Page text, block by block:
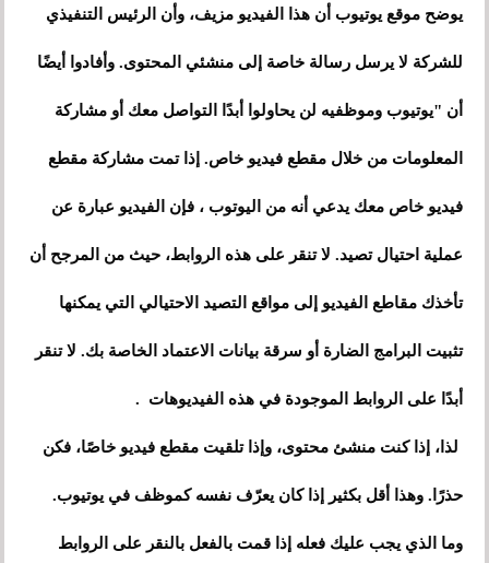
يوضح موقع يوتيوب أن هذا الفيديو مزيف، وأن الرئيس التنفيذي
للشركة لا يرسل رسالة خاصة إلى منشئي المحتوى. وأفادوا أيضًا
أن "يوتيوب وموظفيه لن يحاولوا أبدًا التواصل معك أو مشاركة
المعلومات من خلال مقطع فيديو خاص. إذا تمت مشاركة مقطع
فيديو خاص معك يدعي أنه من اليوتوب ، فإن الفيديو عبارة عن
عملية احتيال تصيد. لا تنقر على هذه الروابط، حيث من المرجح أن
تأخذك مقاطع الفيديو إلى مواقع التصيد الاحتيالي التي يمكنها
تثبيت البرامج الضارة أو سرقة بيانات الاعتماد الخاصة بك. لا تنقر
أبدًا على الروابط الموجودة في هذه الفيديوهات .
لذا، إذا كنت منشئ محتوى، وإذا تلقيت مقطع فيديو خاصًا، فكن
حذرًا. وهذا أقل بكثير إذا كان يعرّف نفسه كموظف في يوتيوب.
وما الذي يجب عليك فعله إذا قمت بالفعل بالنقر على الروابط